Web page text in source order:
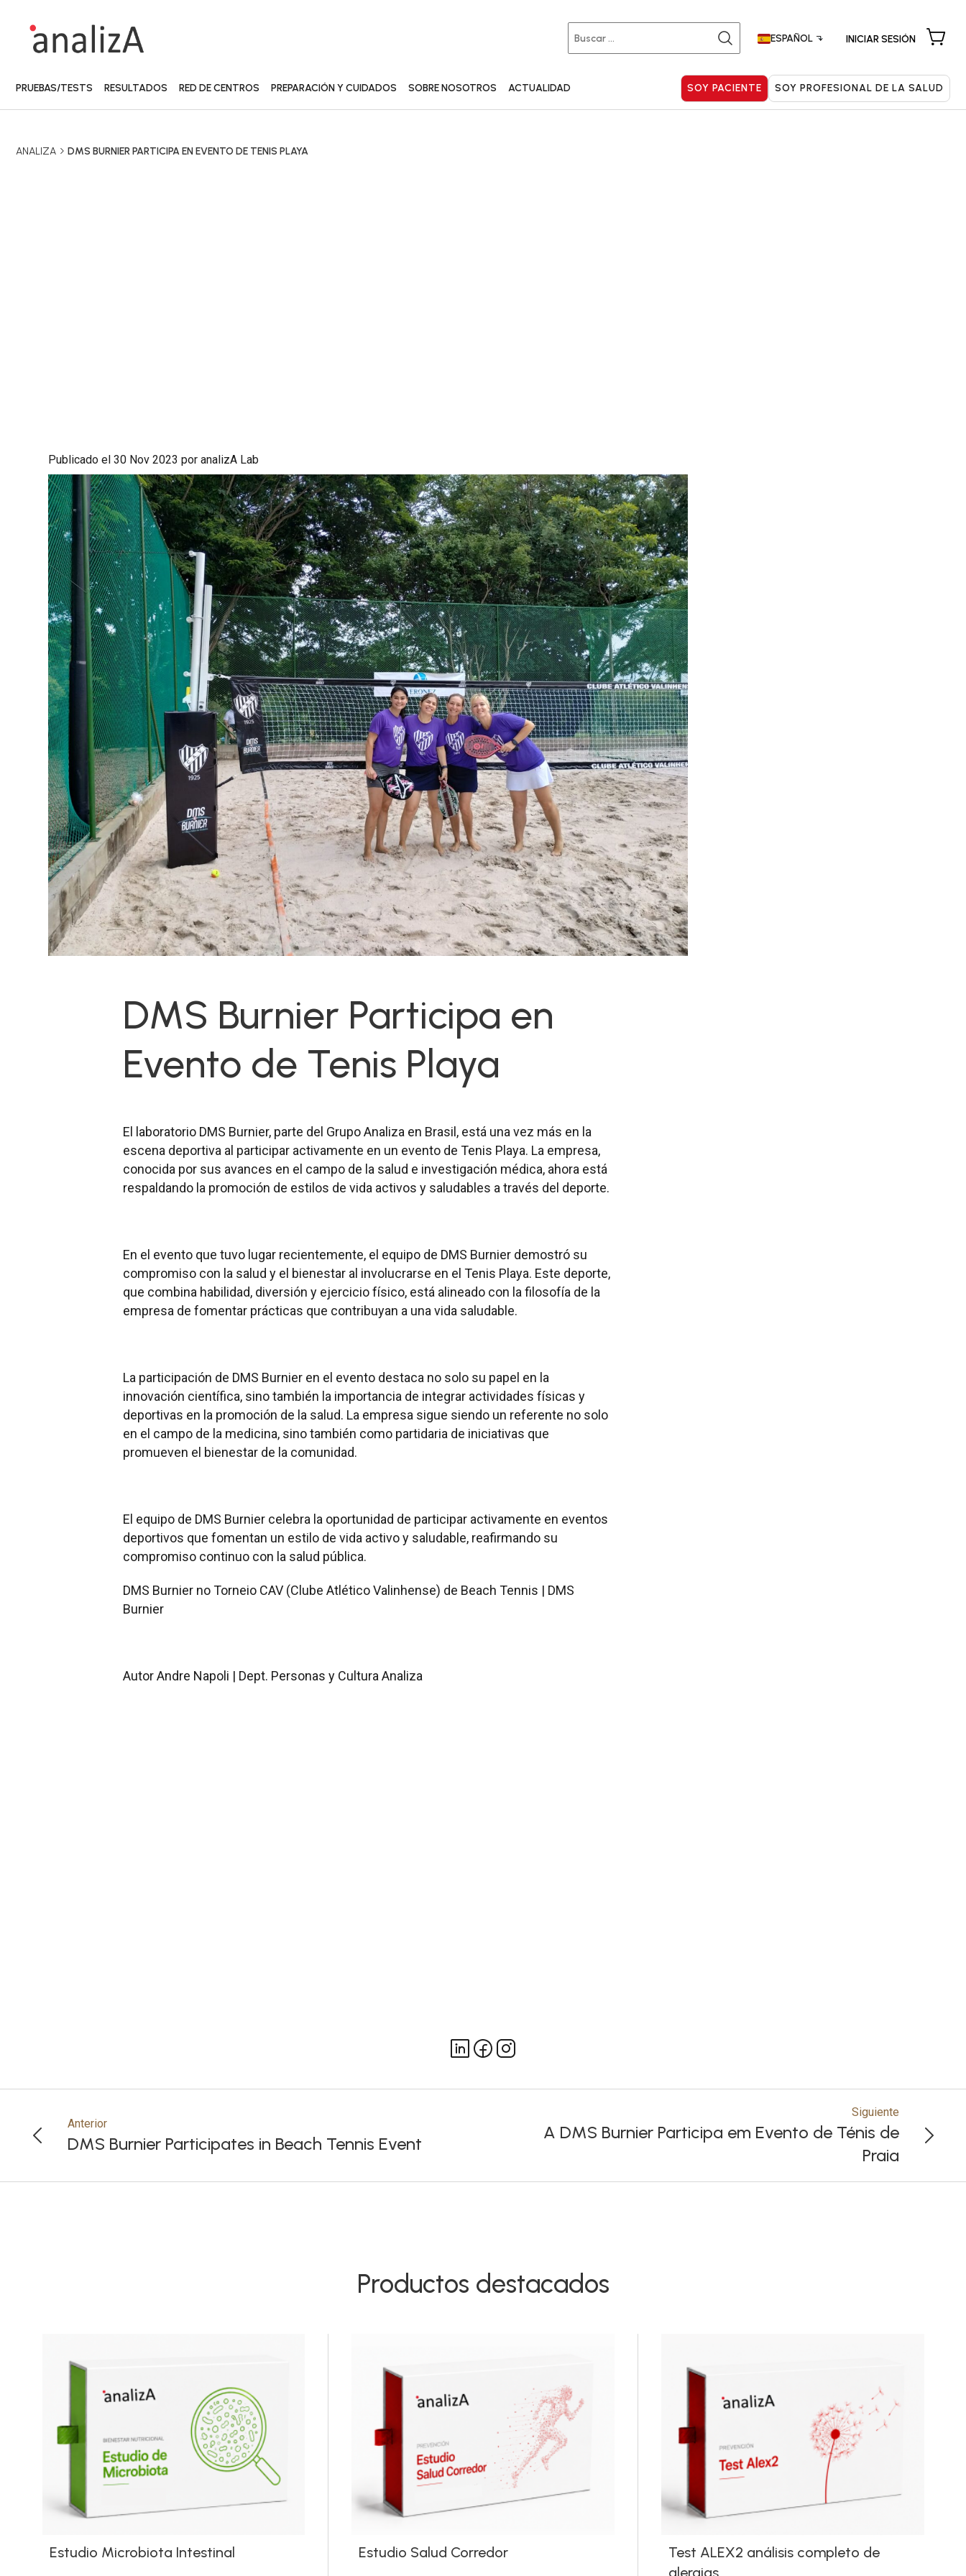
ESPAÑOL INICIAR SESIÓN
PRUEBAS/TESTS RESULTADOS RED DE CENTROS PREPARACIÓN Y CUIDADOS SOBRE NOSOTROS ACTUALIDAD
ANALIZA DMS BURNIER PARTICIPA EN EVENTO DE TENIS PLAYA
Publicado el 30 Nov 2023 por analizA Lab
DMS Burnier Participa en
Evento de Tenis Playa
El laboratorio DMS Burnier, parte del Grupo Analiza en Brasil, está una vez más en la
escena deportiva al participar activamente en un evento de Tenis Playa. La empresa,
conocida por sus avances en el campo de la salud e investigación médica, ahora está
respaldando la promoción de estilos de vida activos y saludables a través del deporte.
En el evento que tuvo lugar recientemente, el equipo de DMS Burnier demostró su
compromiso con la salud y el bienestar al involucrarse en el Tenis Playa. Este deporte,
que combina habilidad, diversión y ejercicio físico, está alineado con la filosofía de la
empresa de fomentar prácticas que contribuyan a una vida saludable.
La participación de DMS Burnier en el evento destaca no solo su papel en la
innovación científica, sino también la importancia de integrar actividades físicas y
deportivas en la promoción de la salud. La empresa sigue siendo un referente no solo
en el campo de la medicina, sino también como partidaria de iniciativas que
promueven el bienestar de la comunidad.
El equipo de DMS Burnier celebra la oportunidad de participar activamente en eventos
deportivos que fomentan un estilo de vida activo y saludable, reafirmando su
compromiso continuo con la salud pública.
DMS Burnier no Torneio CAV (Clube Atlético Valinhense) de Beach Tennis | DMS
Burnier
Autor Andre Napoli | Dept. Personas y Cultura Analiza
Anterior
DMS Burnier Participates in Beach Tennis Event
Siguiente
A DMS Burnier Participa em Evento de Ténis de
Praia
Productos destacados
Estudio Microbiota Intestinal Estudio Salud Corredor
Test ALEX2 análisis completo de
alergias